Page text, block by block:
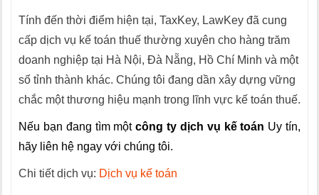
Tính đến thời điểm hiện tại, TaxKey, LawKey đã cung
cấp dịch vụ kế toán thuế thường xuyên cho hàng trăm
doanh nghiệp tại Hà Nội, Đà Nẵng, Hồ Chí Minh và một
số tỉnh thành khác. Chúng tôi đang dần xây dựng vững
chắc một thương hiệu mạnh trong lĩnh vực kế toán thuế.
Nếu bạn đang tìm mộtcông ty dịch vụ kế toán Uy tín,
hãy liên hệ ngay với chúng tôi.
Chi tiết dịch vụ: Dịch vụ kế toán